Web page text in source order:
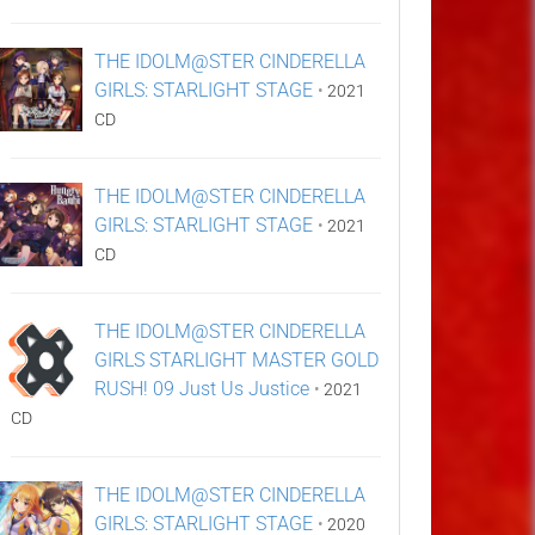
THE IDOLM@STER CINDERELLA
GIRLS: STARLIGHT STAGE • 2021
CD
THE IDOLM@STER CINDERELLA
GIRLS: STARLIGHT STAGE • 2021
CD
THE IDOLM@STER CINDERELLA
GIRLS STARLIGHT MASTER GOLD
RUSH! 09 Just Us Justice • 2021
CD
THE IDOLM@STER CINDERELLA
GIRLS: STARLIGHT STAGE • 2020